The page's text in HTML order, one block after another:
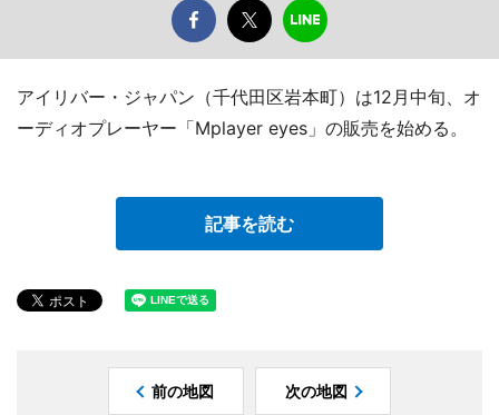
アイリバー・ジャパン（千代田区岩本町）は12月中旬、オ
ーディオプレーヤー「Mplayer eyes」の販売を始める。
記事を読む
前の地図 次の地図